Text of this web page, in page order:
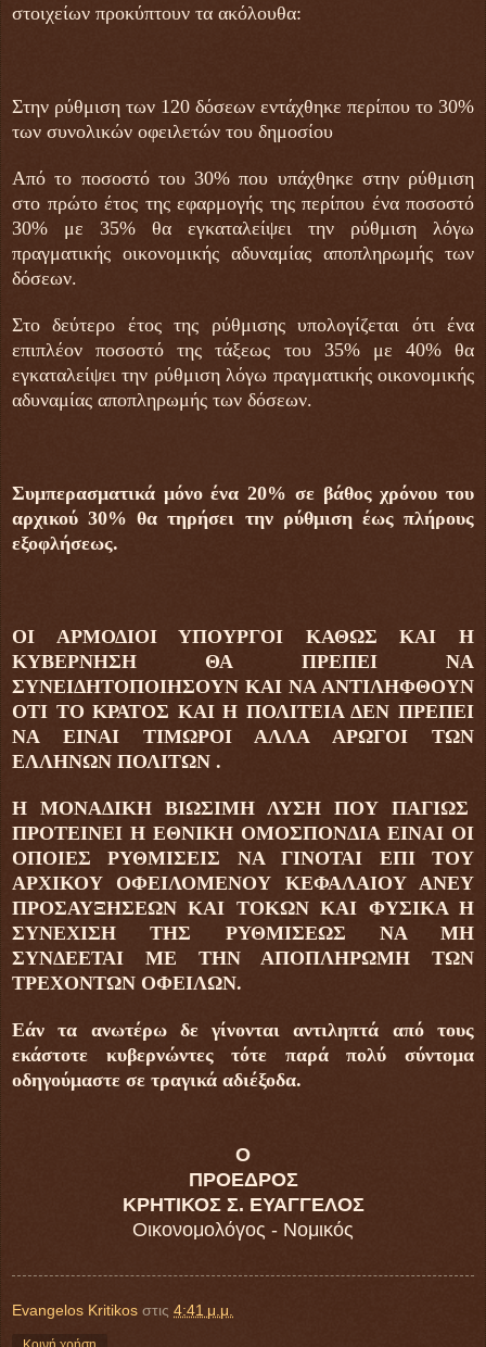
στοιχείων προκύπτουν τα ακόλουθα:
Στην ρύθμιση των 120 δόσεων εντάχθηκε περίπου το 30%
των συνολικών οφειλετών του δημοσίου
Από το ποσοστό του 30% που υπάχθηκε στην ρύθμιση
στο πρώτο έτος της εφαρμογής της περίπου ένα ποσοστό
30% με 35% θα εγκαταλείψει την ρύθμιση λόγω
πραγματικής οικονομικής αδυναμίας αποπληρωμής των
δόσεων.
Στο δεύτερο έτος της ρύθμισης υπολογίζεται ότι ένα
επιπλέον ποσοστό της τάξεως του 35% με 40% θα
εγκαταλείψει την ρύθμιση λόγω πραγματικής οικονομικής
αδυναμίας αποπληρωμής των δόσεων.
Συμπερασματικά μόνο ένα 20% σε βάθος χρόνου του
αρχικού 30% θα τηρήσει την ρύθμιση έως πλήρους
εξοφλήσεως.
ΟΙ ΑΡΜΟΔΙΟΙ ΥΠΟΥΡΓΟΙ ΚΑΘΩΣ ΚΑΙ Η
ΚΥΒΕΡΝΗΣΗ ΘΑ ΠΡΕΠΕΙ ΝΑ
ΣΥΝΕΙΔΗΤΟΠΟΙΗΣΟΥΝ ΚΑΙ ΝΑ ΑΝΤΙΛΗΦΘΟΥΝ
ΟΤΙ ΤΟ ΚΡΑΤΟΣ ΚΑΙ Η ΠΟΛΙΤΕΙΑ ΔΕΝ ΠΡΕΠΕΙ
ΝΑ ΕΙΝΑΙ ΤΙΜΩΡΟΙ ΑΛΛΑ ΑΡΩΓΟΙ ΤΩΝ
ΕΛΛΗΝΩΝ ΠΟΛΙΤΩΝ .
Η ΜΟΝΑΔΙΚΗ ΒΙΩΣΙΜΗ ΛΥΣΗ ΠΟΥ ΠΑΓΙΩΣ
ΠΡΟΤΕΙΝΕΙ Η ΕΘΝΙΚΗ ΟΜΟΣΠΟΝΔΙΑ ΕΙΝΑΙ ΟΙ
ΟΠΟΙΕΣ ΡΥΘΜΙΣΕΙΣ ΝΑ ΓΙΝΟΤΑΙ ΕΠΙ ΤΟΥ
ΑΡΧΙΚΟΥ ΟΦΕΙΛΟΜΕΝΟΥ ΚΕΦΑΛΑΙΟΥ ΑΝΕΥ
ΠΡΟΣΑΥΞΗΣΕΩΝ ΚΑΙ ΤΟΚΩΝ ΚΑΙ ΦΥΣΙΚΑ Η
ΣΥΝΕΧΙΣΗ ΤΗΣ ΡΥΘΜΙΣΕΩΣ ΝΑ ΜΗ
ΣΥΝΔΕΕΤΑΙ ΜΕ ΤΗΝ ΑΠΟΠΛΗΡΩΜΗ ΤΩΝ
ΤΡΕΧΟΝΤΩΝ ΟΦΕΙΛΩΝ.
Εάν τα ανωτέρω δε γίνονται αντιληπτά από τους
εκάστοτε κυβερνώντες τότε παρά πολύ σύντομα
οδηγούμαστε σε τραγικά αδιέξοδα.
Ο
ΠΡΟΕΔΡΟΣ
ΚΡΗΤΙΚΟΣ Σ. ΕΥΑΓΓΕΛΟΣ
Οικονομολόγος - Νομικός
Evangelos Kritikos στις 4:41 μ.μ.